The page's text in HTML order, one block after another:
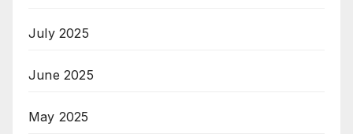
July 2025
June 2025
May 2025